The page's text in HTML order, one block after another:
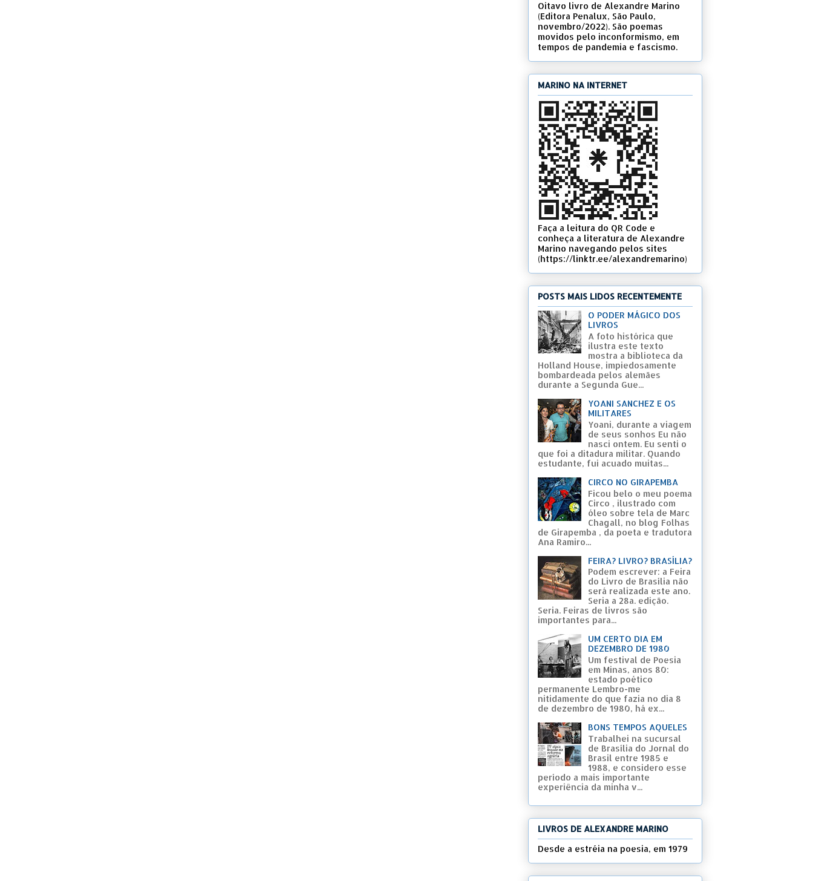
Oitavo livro de Alexandre Marino
(Editora Penalux, São Paulo,
novembro/2022). São poemas
movidos pelo inconformismo, em
tempos de pandemia e fascismo.
MARINO NA INTERNET
Faça a leitura do QR Code e
conheça a literatura de Alexandre
Marino navegando pelos sites
(https://linktr.ee/alexandremarino)
POSTS MAIS LIDOS RECENTEMENTE
O PODER MÁGICO DOS
LIVROS
A foto histórica que
ilustra este texto
mostra a biblioteca da
Holland House, impiedosamente
bombardeada pelos alemães
durante a Segunda Gue...
YOANI SANCHEZ E OS
MILITARES
Yoani, durante a viagem
de seus sonhos Eu não
nasci ontem. Eu senti o
que foi a ditadura militar. Quando
estudante, fui acuado muitas...
CIRCO NO GIRAPEMBA
Ficou belo o meu poema
Circo , ilustrado com
óleo sobre tela de Marc
Chagall, no blog Folhas
de Girapemba , da poeta e tradutora
Ana Ramiro...
FEIRA? LIVRO? BRASÍLIA?
Podem escrever: a Feira
do Livro de Brasília não
será realizada este ano.
Seria a 28a. edição.
Seria. Feiras de livros são
importantes para...
UM CERTO DIA EM
DEZEMBRO DE 1980
Um festival de Poesia
em Minas, anos 80:
estado poético
permanente Lembro-me
nitidamente do que fazia no dia 8
de dezembro de 1980, há ex...
BONS TEMPOS AQUELES
Trabalhei na sucursal
de Brasília do Jornal do
Brasil entre 1985 e
1988, e considero esse
período a mais importante
experiência da minha v...
LIVROS DE ALEXANDRE MARINO
Desde a estréia na poesia, em 1979